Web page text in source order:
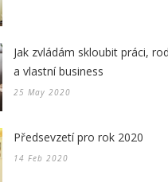
Jak zvládám skloubit práci,
a vlastní business
25 May 2020
Předsevzetí pro rok 2020
14 Feb 2020